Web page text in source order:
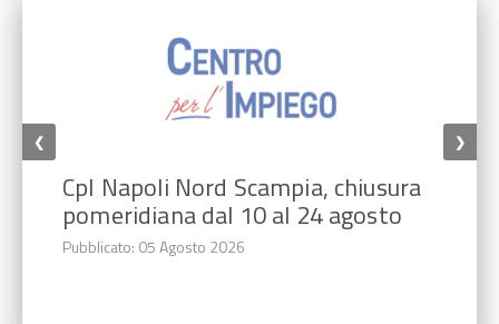
CpI Napoli Nord Scampia, chiusura
pomeridiana dal 10 al 24 agosto
Pubblicato: 05 Agosto 2026
❮ ❯